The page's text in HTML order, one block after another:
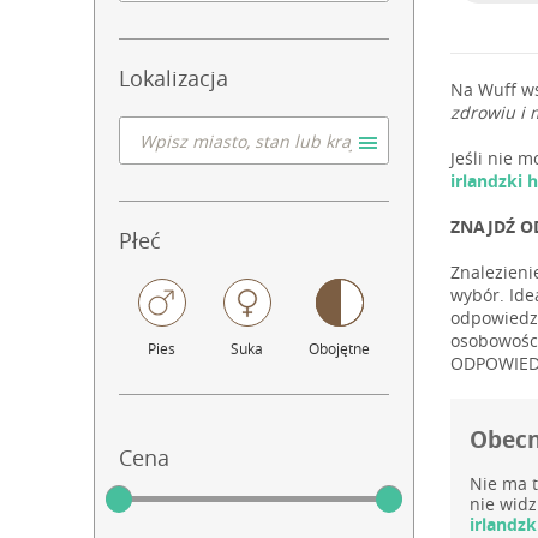
Lokalizacja
Płeć
Pies Suka Obojętne
Cena
Na Wuff
zdrowiu i
Jeśli nie
irlandzki
ZNAJDŹ
wybór.
Nie ma
nie